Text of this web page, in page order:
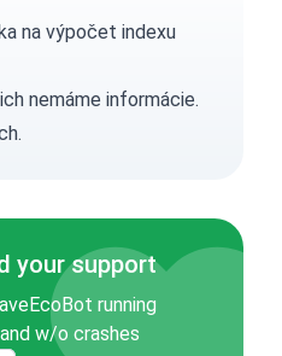
na výpočet indexu
nemáme informácie.
your support
running
w/o crashes